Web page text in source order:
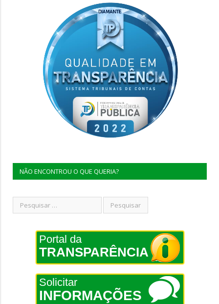
NÃO ENCONTROU O QUE QUERIA?
Portal da
TRANSPARÊNCIA
Solicitar
INFORMAÇÕES